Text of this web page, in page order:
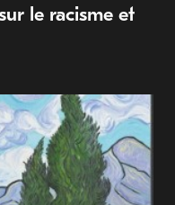
le racisme et